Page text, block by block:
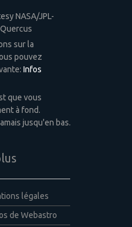
NASA/JPL-
sur la
pouvez
Infos
que vous
à fond.
jusqu'en bas.
légales
de Webastro